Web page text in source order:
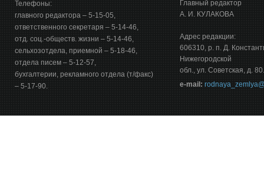
Телефоны:
главного редактора – 5-15-05,
ответственного секретаря – 5-14-46,
отд. соц.-обществ. жизни – 5-14-46,
сельхозотдела, приемной – 5-18-46,
отдела писем – 5-12-57,
бухгалтерии, рекламного отдела (т/факс)
– 5-17-90.
Главный редактор
А. И. КУЛАКОВА
Адрес редакции:
606310, р. п. Д.
Нижегородской
обл., ул. Советская, д. 80.
е-mail: